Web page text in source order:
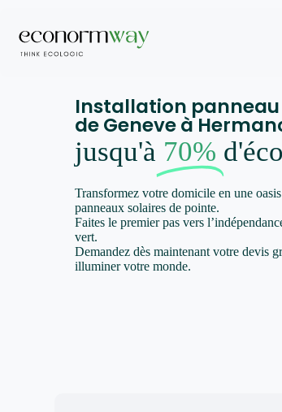
Installation
de Geneve à
jusqu'à 70%
Transformez votre domicile en une
panneaux solaires de pointe.
Faites le premier pas vers
vert.
Demandez dès maintenant votre devis
illuminer votre monde.